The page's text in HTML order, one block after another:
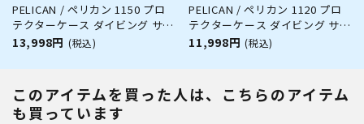
PELICAN / ペリカン 1150 プロ
テクターケース ダイビング サー
フィン アウトドア キャンプ 釣
13,998円 (税込)
PELICAN / ペリカン 1120 プロ
テクターケース ダイビング サー
フィン アウトドア キャンプ 釣
11,998円 (税込)
このアイテムを買った人は、こちらのアイテム
も買っています